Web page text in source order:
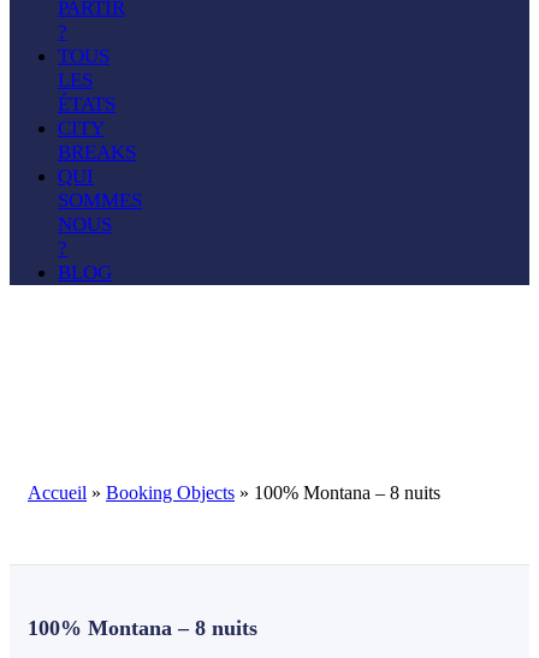
PARTIR
?
TOUS
LES
ÉTATS
CITY
BREAKS
QUI
SOMMES
NOUS
?
BLOG
Accueil » Booking Objects » 100% Montana – 8 nuits
100% Montana – 8 nuits